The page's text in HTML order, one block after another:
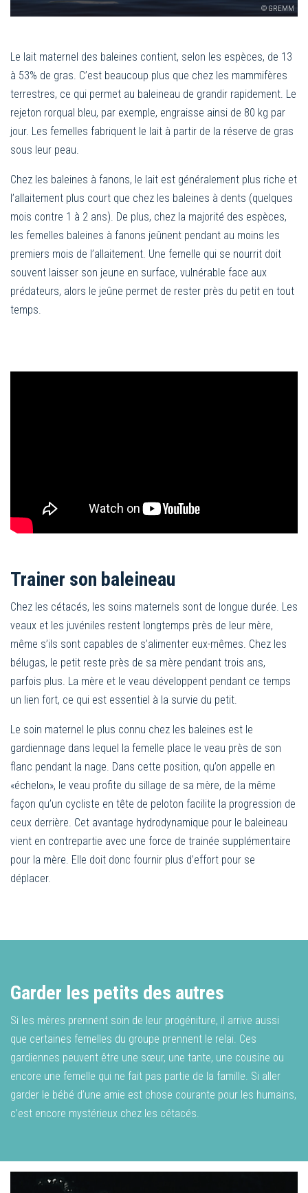
© GREMM
Le lait maternel des baleines contient, selon les espèces, de 13
à 53% de gras. C’est beaucoup plus que chez les mammifères
terrestres, ce qui permet au baleineau de grandir rapidement. Le
rejeton rorqual bleu, par exemple, engraisse ainsi de 80 kg par
jour. Les femelles fabriquent le lait à partir de la réserve de gras
sous leur peau.
Chez les baleines à fanons, le lait est généralement plus riche et
l’allaitement plus court que chez les baleines à dents (quelques
mois contre 1 à 2 ans). De plus, chez la majorité des espèces,
les femelles baleines à fanons jeûnent pendant au moins les
premiers mois de l’allaitement. Une femelle qui se nourrit doit
souvent laisser son jeune en surface, vulnérable face aux
prédateurs, alors le jeûne permet de rester près du petit en tout
temps.
Trainer son baleineau
Chez les cétacés, les soins maternels sont de longue durée. Les
veaux et les juvéniles restent longtemps près de leur mère,
même s’ils sont capables de s’alimenter eux-mêmes. Chez les
bélugas, le petit reste près de sa mère pendant trois ans,
parfois plus. La mère et le veau développent pendant ce temps
un lien fort, ce qui est essentiel à la survie du petit.
Le soin maternel le plus connu chez les baleines est le
gardiennage dans lequel la femelle place le veau près de son
flanc pendant la nage. Dans cette position, qu’on appelle en
«échelon», le veau profite du sillage de sa mère, de la même
façon qu’un cycliste en tête de peloton facilite la progression de
ceux derrière. Cet avantage hydrodynamique pour le baleineau
vient en contrepartie avec une force de trainée supplémentaire
pour la mère. Elle doit donc fournir plus d’effort pour se
déplacer.
Garder les petits des autres
Si les mères prennent soin de leur progéniture, il arrive aussi
que certaines femelles du groupe prennent le relai. Ces
gardiennes peuvent être une sœur, une tante, une cousine ou
encore une femelle qui ne fait pas partie de la famille. Si aller
garder le bébé d’une amie est chose courante pour les humains,
c’est encore mystérieux chez les cétacés.